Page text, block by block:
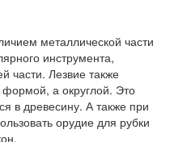
металлической части
инструмента,
части. Лезвие также
а округлой. Это
в древесину. А также при
орудие для рубки